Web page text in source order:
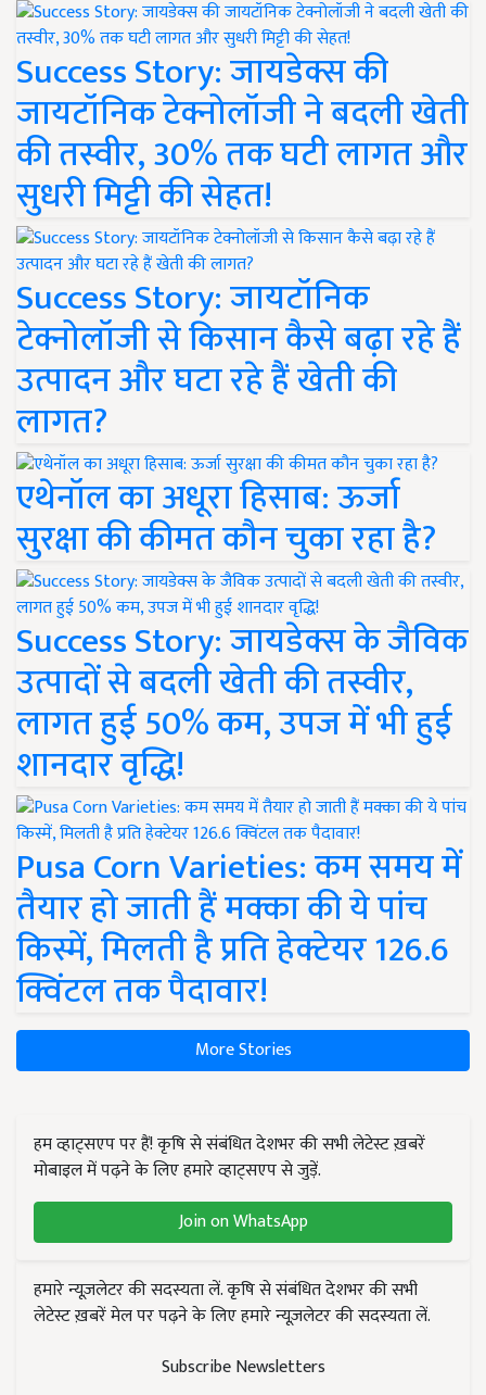
Success Story: जायडेक्स की
जायटॉनिक टेक्नोलॉजी ने बदली खेती
की तस्वीर, 30% तक घटी लागत और
सुधरी मिट्टी की सेहत!
Success Story: जायटॉनिक
टेक्नोलॉजी से किसान कैसे बढ़ा रहे हैं
उत्पादन और घटा रहे हैं खेती की
लागत?
एथेनॉल का अधूरा हिसाब: ऊर्जा
सुरक्षा की कीमत कौन चुका रहा है?
Success Story: जायडेक्स के जैविक
उत्पादों से बदली खेती की तस्वीर,
लागत हुई 50% कम, उपज में भी हुई
शानदार वृद्धि!
Pusa Corn Varieties: कम समय में
तैयार हो जाती हैं मक्का की ये पांच
किस्में, मिलती है प्रति हेक्टेयर 126.6
क्विंटल तक पैदावार!
More Stories
हम व्हाट्सएप पर हैं! कृषि से संबंधित देशभर की सभी लेटेस्ट ख़बरें
मोबाइल में पढ़ने के लिए हमारे व्हाट्सएप से जुड़ें.
Join on WhatsApp
हमारे न्यूज़लेटर की सदस्यता लें. कृषि से संबंधित देशभर की सभी
लेटेस्ट ख़बरें मेल पर पढ़ने के लिए हमारे न्यूज़लेटर की सदस्यता लें.
Subscribe Newsletters